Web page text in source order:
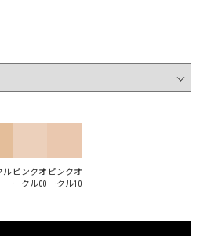
ルピンクオ
ークル00
ピンクオ
ークル10